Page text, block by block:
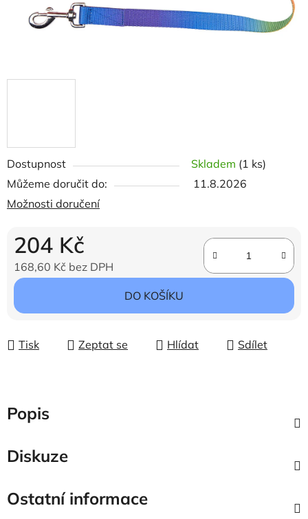
Dostupnost Skladem (1 ks)
Můžeme doručit do:
11.8.2026
Možnosti doručení
204 Kč
168,60 Kč bez DPH
Měrná cena:
DO KOŠÍKU
Tisk Zeptat se Hlídat Sdílet
Popis
Diskuze
Ostatní informace